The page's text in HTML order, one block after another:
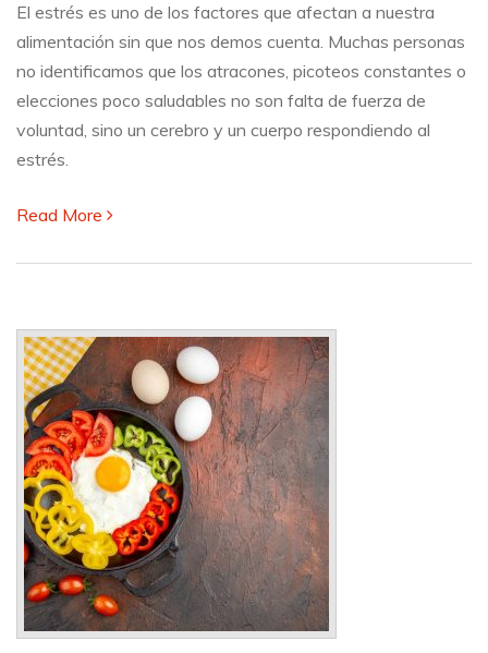
qué
puedes
hacer
no
comer
El estrés es uno de los factores que afectan a nuestra
alimentación sin que nos demos cuenta. Muchas personas
no identificamos que los atracones, picoteos constantes o
elecciones poco saludables no son falta de fuerza de
voluntad, sino un cerebro y un cuerpo respondiendo al
estrés.
Read More